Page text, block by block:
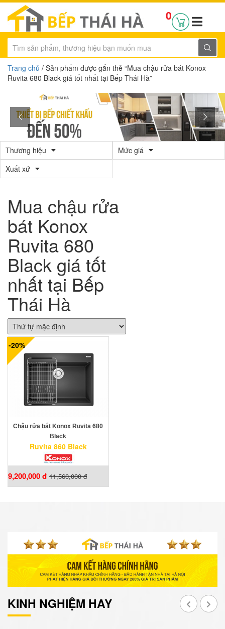
0
Trang chủ / Sản phẩm được gắn thẻ “Mua chậu rửa bát Konox
Ruvita 680 Black giá tốt nhất tại Bếp Thái Hà”
Thương hiệu
Mức giá
Xuất xứ
Mua chậu rửa
bát Konox
Ruvita 680
Black giá tốt
nhất tại Bếp
Thái Hà
-20%
Chậu rửa bát Konox Ruvita 680
Black
Ruvita 860 Black
9,200,000 đ 11,560,000 đ
KINH NGHIỆM HAY